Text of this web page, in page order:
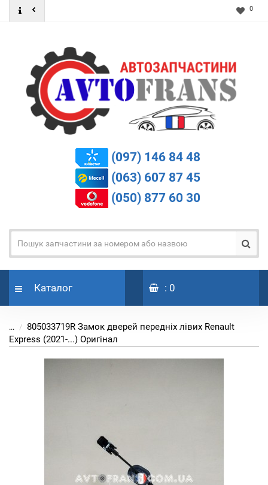
0
(097) 146 84 48
(063) 607 87 45
(050) 877 60 30
Каталог : 0
...
805033719R Замок дверей передніх лівих Renault
Express (2021-...) Оригінал